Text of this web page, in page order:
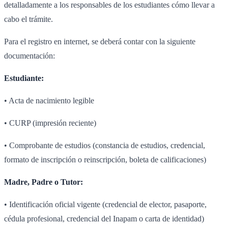
detalladamente a los responsables de los estudiantes cómo llevar a
cabo el trámite.
Para el registro en internet, se deberá contar con la siguiente
documentación:
Estudiante:
• Acta de nacimiento legible
• CURP (impresión reciente)
• Comprobante de estudios (constancia de estudios, credencial,
formato de inscripción o reinscripción, boleta de calificaciones)
Madre, Padre o Tutor:
• Identificación oficial vigente (credencial de elector, pasaporte,
cédula profesional, credencial del Inapam o carta de identidad)